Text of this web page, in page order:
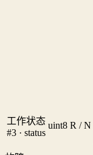
工作状态
#3 · status
uint8 R / N